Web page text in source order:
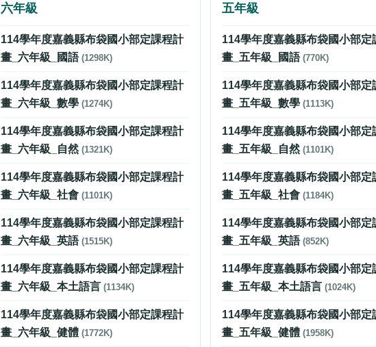
六年級
114學年度嘉義縣布袋國小部定課程計
畫_六年級_國語(1298K)
114學年度嘉義縣布袋國小部定課程計
畫_六年級_數學(1274K)
114學年度嘉義縣布袋國小部定課程計
畫_六年級_自然(1321K)
114學年度嘉義縣布袋國小部定課程計
畫_六年級_社會(1101K)
114學年度嘉義縣布袋國小部定課程計
畫_六年級_英語(1515K)
114學年度嘉義縣布袋國小部定課程計
畫_六年級_本土語言(1134K)
114學年度嘉義縣布袋國小部定課程計
畫_六年級_健體(1772K)
五年級
114學年度嘉義縣布袋國小部定
畫_五年級_國語 (770K)
114學年度嘉義縣布袋國小部定
畫_五年級_數學 (1113K)
114學年度嘉義縣布袋國小部定
畫_五年級_自然 (1101K)
114學年度嘉義縣布袋國小部定
畫_五年級_社會 (1184K)
114學年度嘉義縣布袋國小部定
畫_五年級_英語 (852K)
114學年度嘉義縣布袋國小部定
畫_五年級_本土語言 (1024K)
114學年度嘉義縣布袋國小部定
畫_五年級_健體 (1958K)